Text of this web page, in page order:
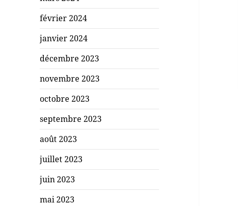
février 2024
janvier 2024
décembre 2023
novembre 2023
octobre 2023
septembre 2023
août 2023
juillet 2023
juin 2023
mai 2023